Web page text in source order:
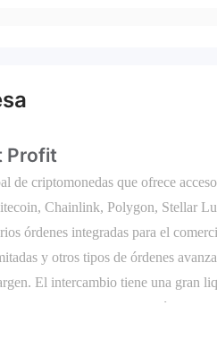
Profit
de criptomonedas que ofrece
Chainlink, Polygon, Stellar
órdenes integradas para el
y otros tipos de órdenes
El intercambio tiene una gran
con un deslizamiento mínimo.